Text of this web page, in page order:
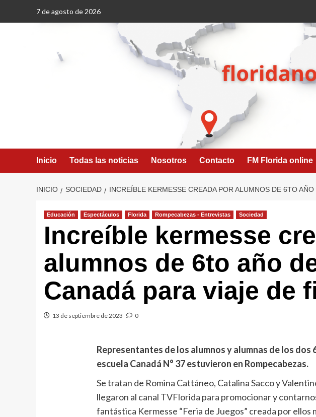
7 de agosto de 2026
Inicio Todas las noticias Nosotros Contacto FM Florida online
INICIO SOCIEDAD INCREÍBLE KERMESSE CREADA POR ALUMNOS DE 6TO
Educación Espectáculos Florida Rompecabezas - Entrevistas Sociedad
Increíble kermesse
alumnos de 6to año
Canadá para viaje de
13 de septiembre de 2023 0
Representantes de los alumnos y alumnas de los dos
escuela Canadá N° 37 estuvieron en Rompecabezas.
Se tratan de Romina Cattáneo, Catalina Sacco y
llegaron al canal TVFlorida para promocionar y
fantástica Kermesse “Feria de Juegos” creada por ellos